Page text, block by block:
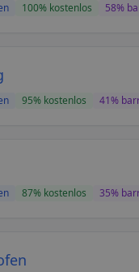
100% kostenlos 58%
95% kostenlos 41%
87% kostenlos 35%